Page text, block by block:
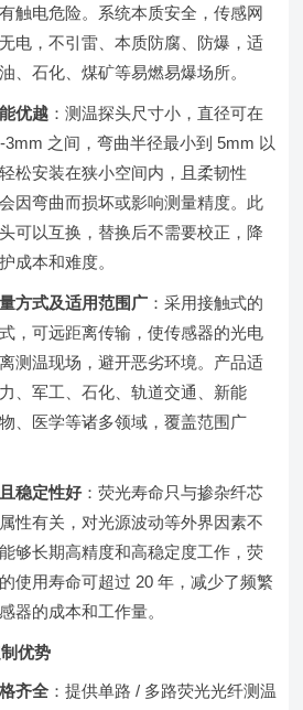
触电危险。系统本质安全，传感网
电，不引雷、本质防腐、防爆，适
、石化、煤矿等易燃易爆场所。
优越 ：测温探头尺寸小，直径可在
3mm 之间，弯曲半径最小到 5mm 以
松安装在狭小空间内，且柔韧性
因弯曲而损坏或影响测量精度。此
可以互换，替换后不需要校正，降
成本和难度。
方式及适用范围广 ：采用接触式的
，可远距离传输，使传感器的光电
测温现场，避开恶劣环境。产品适
、军工、石化、轨道交通、新能
、医学等诸多领域，覆盖范围广
稳定性好：荧光寿命只与掺杂纤芯
性有关，对光源波动等外界因素不
够长期高精度和高稳定度工作，荧
使用寿命可超过 20 年，减少了频繁
器的成本和工作量。
优势
齐全 ：提供单路 / 多路荧光光纤测温